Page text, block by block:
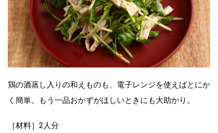
鶏の酒蒸し入りの和えものも、電子レンジを使えばとにか
く簡単。もう一品おかずがほしいときにも大助かり。
［材料］2人分